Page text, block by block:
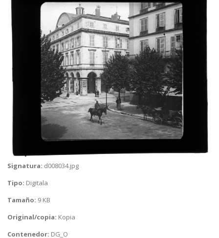
Signatura: d008034.jpg
Tipo: Digitala
Tamaño: 9 KB
Original/copia: Kopia
Contenedor: DG_O